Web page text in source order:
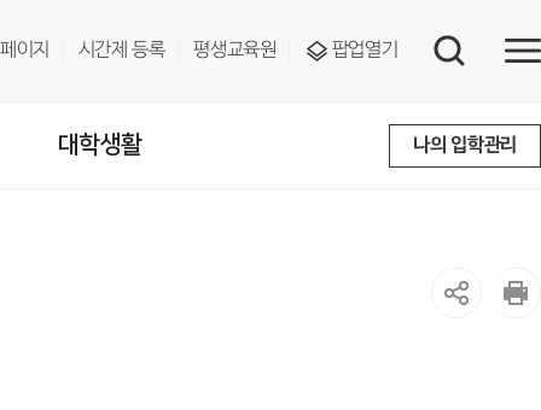
이지 시간제 등록 평생교육원 팝업열기
대학생활 나의 입학관리